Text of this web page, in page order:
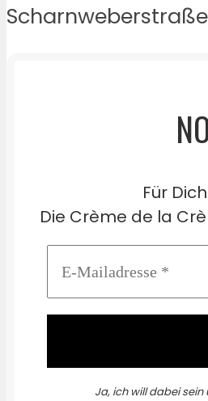
Für
Die Crème de la
Ja, ich will dabei